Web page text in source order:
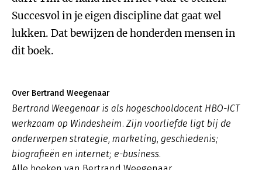
Succesvol in je eigen discipline dat gaat wel
lukken. Dat bewijzen de honderden mensen in
dit boek.
Over Bertrand Weegenaar
Bertrand Weegenaar is als hogeschooldocent HBO-ICT
werkzaam op Windesheim. Zijn voorliefde ligt bij de
onderwerpen strategie, marketing, geschiedenis;
biografieën en internet; e-business.